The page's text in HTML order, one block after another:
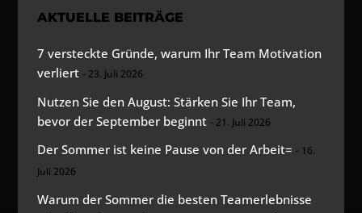
AKTUELLE BEITRÄGE
7 versteckte Gründe, warum Ihr Team Motivation
verliert
23. Juli 2026
Nutzen Sie den August: Stärken Sie Ihr Team,
bevor der September beginnt
21. Juli 2026
Der Sommer ist keine Pause von der Arbeit=
16.
Juli 2026
Warum der Sommer die besten Teamerlebnisse